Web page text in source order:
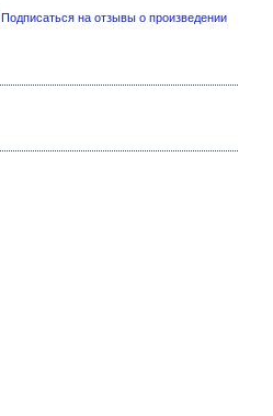
Подписаться на отзывы о произведении